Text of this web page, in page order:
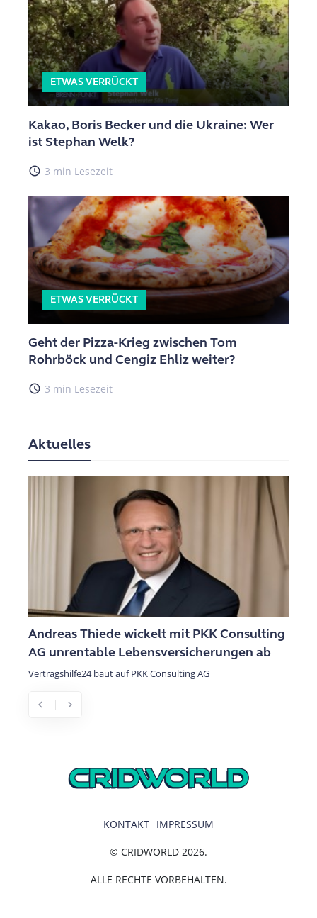
ETWAS VERRÜCKT
Kakao, Boris Becker und die Ukraine: Wer
ist Stephan Welk?
access_time 3 min Lesezeit
ETWAS VERRÜCKT
Geht der Pizza-Krieg zwischen Tom
Rohrböck und Cengiz Ehliz weiter?
access_time 3 min Lesezeit
Aktuelles
Andreas Thiede wickelt mit PKK Consulting
AG unrentable Lebensversicherungen ab
Vertragshilfe24 baut auf PKK Consulting AG